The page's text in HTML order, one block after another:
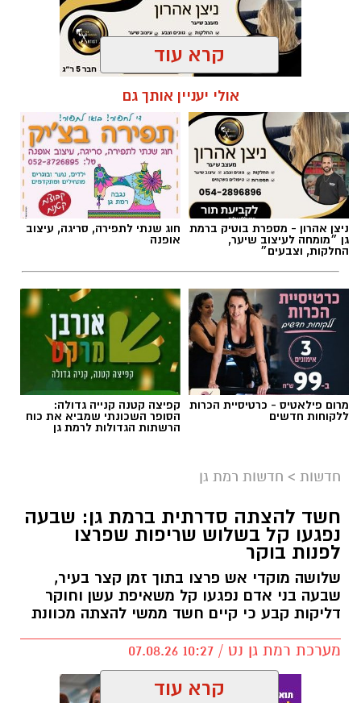
פרשת השבוע, זמני כניסת השבת ברמת גן
אילוסטרציה AI
הברכה מתחילה הרבה לפני הנס
לרפואה.
לפרנסה.
לילדים.
לזיווג.
אנחנו משוכנעים שהברכה תגיע ביום שבו המציאות
תשתנה.
"רְאֵה אָנֹכִי נֹתֵן לִפְנֵיכֶם הַיּוֹם בְּרָכָה..."
שימו לב למילה אחת.
קרא עוד
אולי יעניין אותך גם
ניצן אהרון - מספרת בוטיק ברמת
גן ״מומחה לעיצוב שיער,
החלקות, וצבעים״
חוג שנתי לתפירה, סריגה, עיצוב
אופנה
מרום פילאטיס - כרטיסיית הכרות
ללקוחות חדשים
קפיצה קטנה קנייה גדולה:
הסופר השכונתי שמביא את כוח
הרשתות הגדולות לרמת גן
חדשות > חדשות רמת גן
חשד להצתה סדרתית ברמת גן: שבעה
נפגעו קל בשלוש שריפות שפרצו
לפנות בוקר
שלושה מוקדי אש פרצו בתוך זמן קצר בעיר,
שבעה בני אדם נפגעו קל משאיפת עשן וחוקר
דליקות קבע כי קיים חשד ממשי להצתה מכוונת
מערכת רמת גן נט / 10:27 07.08.26
קרא עוד